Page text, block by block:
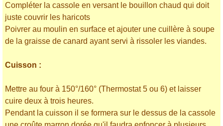
Compléter la cassole en versant le bouillon chaud qui doit
juste couvrir les haricots
Poivrer au moulin en surface et ajouter une cuillère à soupe
de la graisse de canard ayant servi à rissoler les viandes.
Cuisson :
Mettre au four à 150°/160° (Thermostat 5 ou 6) et laisser
cuire deux à trois heures.
Pendant la cuisson il se formera sur le dessus de la cassole